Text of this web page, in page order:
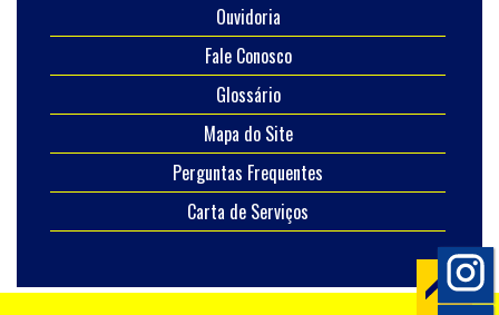
Ouvidoria
Fale Conosco
Glossário
Mapa do Site
Perguntas Frequentes
Carta de Serviços